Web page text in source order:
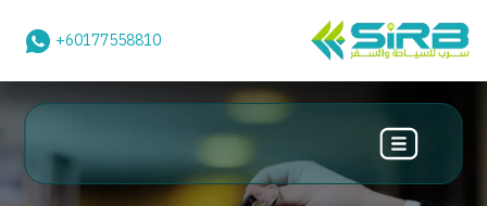
+60177558810